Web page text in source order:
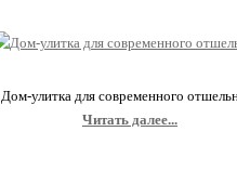
Дом-улитка для современного
Читать далее...